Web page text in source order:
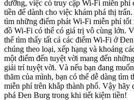
dưỡng, việc có truy cập Wi-Fi miễn phí
tiền để dành cho việc khám phá thị
tìm những điểm phát Wi-Fi miễn phí tốt
đồ Wi-Fi có thể có giá trị vô cùng lớn.
thể tìm thấy tất cả các điểm Wi-Fi ở
chúng theo loại, xếp hạng và khoảng
một điểm đến tuyệt vời mang đến
giải trí tuyệt vời. Và nếu bạn đang
thăm của mình, bạn có thể dễ dàng tìm
miễn phí trên khắp thành phố. Vậy hãy
phá Đen Burg trong khi tiết kiệm tiền!